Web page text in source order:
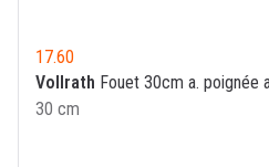
17.60
Vollrath Fouet 30cm a. poignée
30 cm